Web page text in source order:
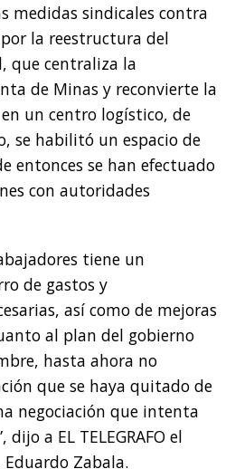
medidas sindicales contra
la reestructura del
que centraliza la
de Minas y reconvierte la
un centro logístico, de
se habilitó un espacio de
entonces se han efectuado
con autoridades
tiene un
de gastos y
así como de mejoras
al plan del gobierno
hasta ahora no
que se haya quitado de
negociación que intenta
a EL TELEGRAFO el
Zabala.